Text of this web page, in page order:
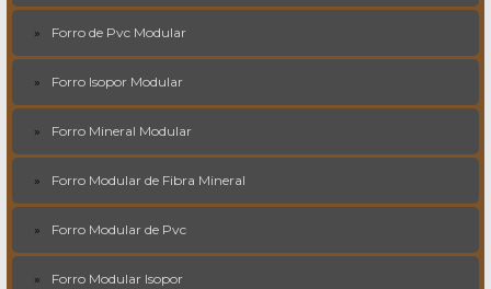
Forro de Pvc Modular
Forro Isopor Modular
Forro Mineral Modular
Forro Modular de Fibra Mineral
Forro Modular de Pvc
Forro Modular Isopor